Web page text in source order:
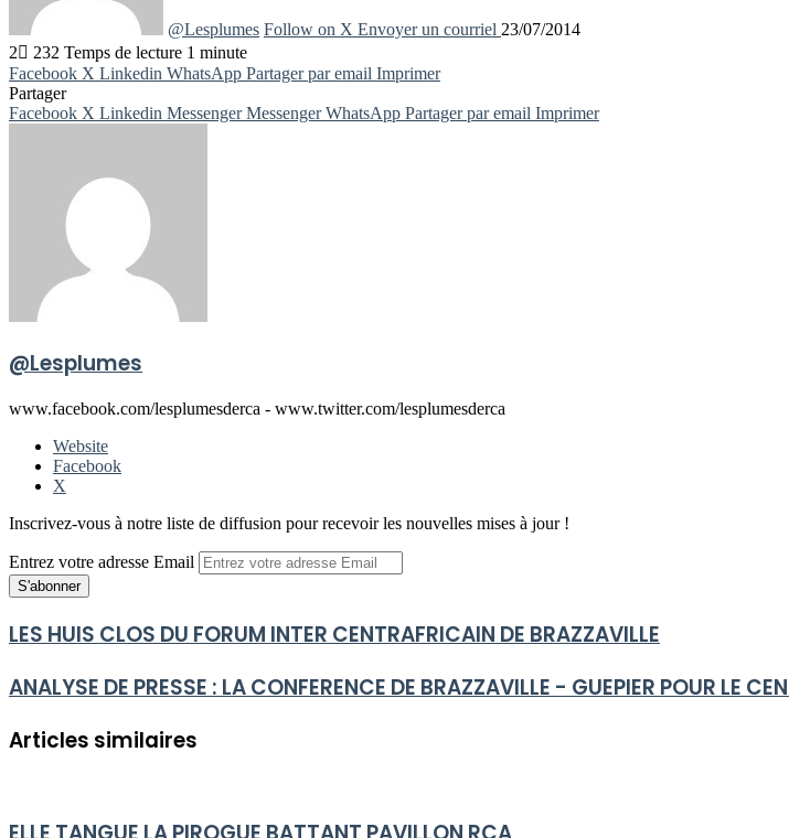
@Lesplumes Follow on X Envoyer un courriel 23/07/2014
2
232 Temps de lecture 1 minute
Facebook X Linkedin WhatsApp Partager par email Imprimer
Partager
Facebook X Linkedin Messenger Messenger WhatsApp Partager par email Imprimer
@Lesplumes
www.facebook.com/lesplumesderca - www.twitter.com/lesplumesderca
Website
Facebook
X
Inscrivez-vous à notre liste de diffusion pour recevoir les nouvelles mises à jour !
Entrez votre adresse Email
LES HUIS CLOS DU FORUM INTER CENTRAFRICAIN DE BRAZZAVILLE
ANALYSE DE PRESSE : LA CONFERENCE DE BRAZZAVILLE - GUEPIER POUR LE
Articles similaires